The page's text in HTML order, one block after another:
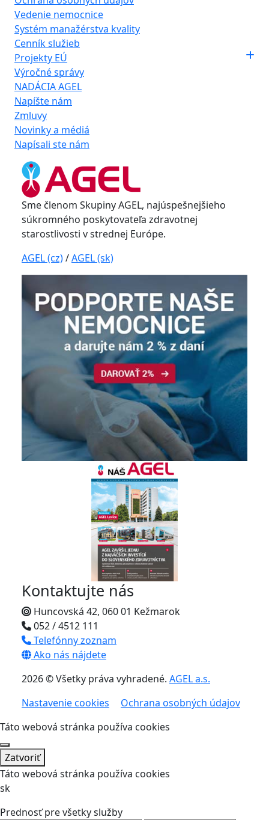
Vedenie nemocnice
Systém manažérstva kvality
Cenník služieb
Projekty EÚ
Výročné správy
NADÁCIA AGEL
Napíšte nám
Zmluvy
Novinky a médiá
Napísali ste nám
Sme členom Skupiny AGEL, najúspešnejšieho
súkromného poskytovateľa zdravotnej
starostlivosti v strednej Európe.
AGEL (cz)/AGEL (sk)
Kontaktujte nás
Huncovská 42, 060 01 Kežmarok
052 / 4512 111
Telefónny zoznam
Ako nás nájdete
2026 © Všetky práva vyhradené. AGEL a.s.
Nastavenie cookies
Ochrana osobných údajov
Táto webová stránka používa cookies
Zatvoriť
Táto webová stránka používa cookies
sk
Prednosť pre všetky služby